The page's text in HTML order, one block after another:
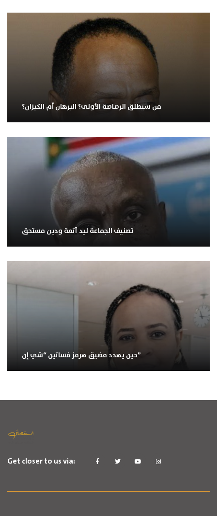
من سيطلق الرصاصة الأولى؟ البرهان أم الكيزان؟
تصنيف الجماعة ليد آثمة ودين مستحق
حين يهدد مضيق هرمز فساتين “شي إن”
Get closer to us via: